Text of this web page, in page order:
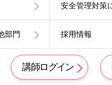
安全管理対策
部門 採用情報
講師ログイン